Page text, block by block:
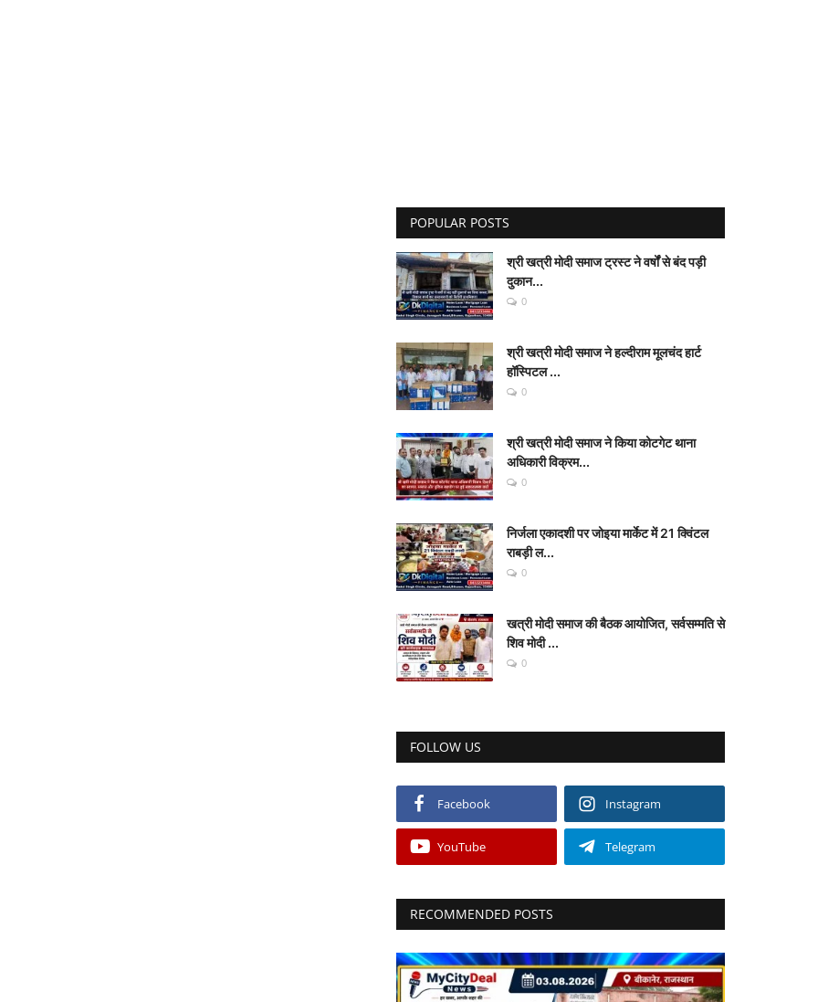
POPULAR POSTS
श्री खत्री मोदी समाज ट्रस्ट ने वर्षों से बंद पड़ी
दुकान...
0
श्री खत्री मोदी समाज ने हल्दीराम मूलचंद हार्ट
हॉस्पिटल ...
0
श्री खत्री मोदी समाज ने किया कोटगेट थाना
अधिकारी विक्रम...
0
निर्जला एकादशी पर जोइया मार्केट में 21 क्विंटल
राबड़ी ल...
0
खत्री मोदी समाज की बैठक आयोजित, सर्वसम्मति से
शिव मोदी ...
0
FOLLOW US
Facebook Instagram
YouTube Telegram
RECOMMENDED POSTS